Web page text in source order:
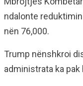
ndalonte
nën 76,000.
Trump nënshkroi
administrata ka